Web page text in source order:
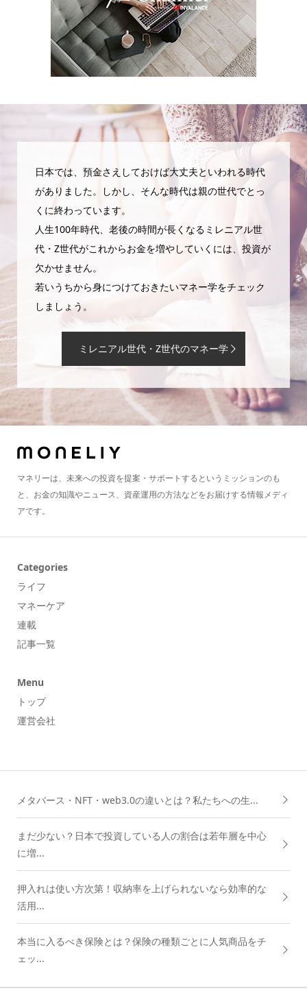
日本では、預金さえしておけば大丈夫といわれる時代
がありました。しかし、そんな時代は親の世代でとっ
くに終わっています。
人生100年時代、老後の時間が長くなるミレニアル世
代・Z世代がこれからお金を増やしていくには、投資が
欠かせません。
若いうちから身につけておきたいマネー学をチェック
しましょう。
ミレニアル世代・Z世代のマネー学
マネリーは、未来への投資を提案・サポートするというミッションのも
と、お金の知識やニュース、資産運用の方法などをお届けする情報メディ
アです。
Categories
ライフ
マネーケア
連載
記事一覧
Menu
トップ
運営会社
メタバース・NFT・web3.0の違いとは？私たちへの生...
まだ少ない？日本で投資している人の割合は若年層を中心
に増...
押入れは使い方次第！収納率を上げられないなら効率的な
活用...
本当に入るべき保険とは？保険の種類ごとに人気商品をチ
ェッ...